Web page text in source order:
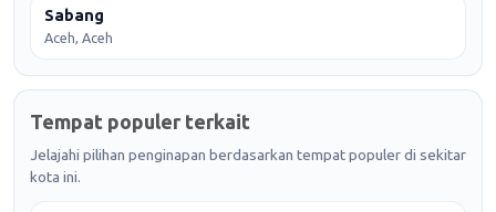
Sabang
Aceh, Aceh
Tempat populer terkait
Jelajahi pilihan penginapan berdasarkan tempat populer di sekitar
kota ini.